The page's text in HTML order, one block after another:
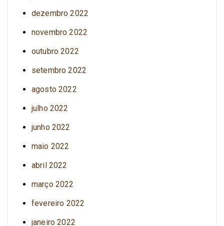
dezembro 2022
novembro 2022
outubro 2022
setembro 2022
agosto 2022
julho 2022
junho 2022
maio 2022
abril 2022
março 2022
fevereiro 2022
janeiro 2022